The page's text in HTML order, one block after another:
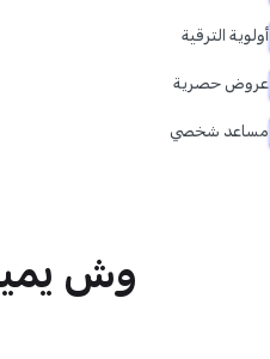
أولوية الترقية
عروض حصرية
مساعد شخصي
وش